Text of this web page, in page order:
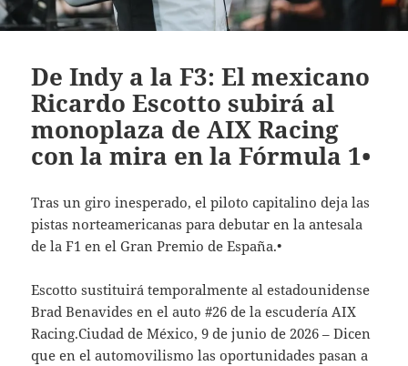
De Indy a la F3: El mexicano
Ricardo Escotto subirá al
monoplaza de AIX Racing
con la mira en la Fórmula 1•
Tras un giro inesperado, el piloto capitalino deja las
pistas norteamericanas para debutar en la antesala
de la F1 en el Gran Premio de España.•
Escotto sustituirá temporalmente al estadounidense
Brad Benavides en el auto #26 de la escudería AIX
Racing.Ciudad de México, 9 de junio de 2026 – Dicen
que en el automovilismo las oportunidades pasan a